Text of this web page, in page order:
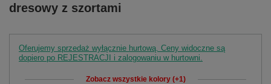
dresowy z szortami
Oferujemy sprzedaż wyłącznie hurtową. Ceny widoczne są
dopiero po REJESTRACJI i zalogowaniu w hurtowni.
Zobacz wszystkie kolory (+1)